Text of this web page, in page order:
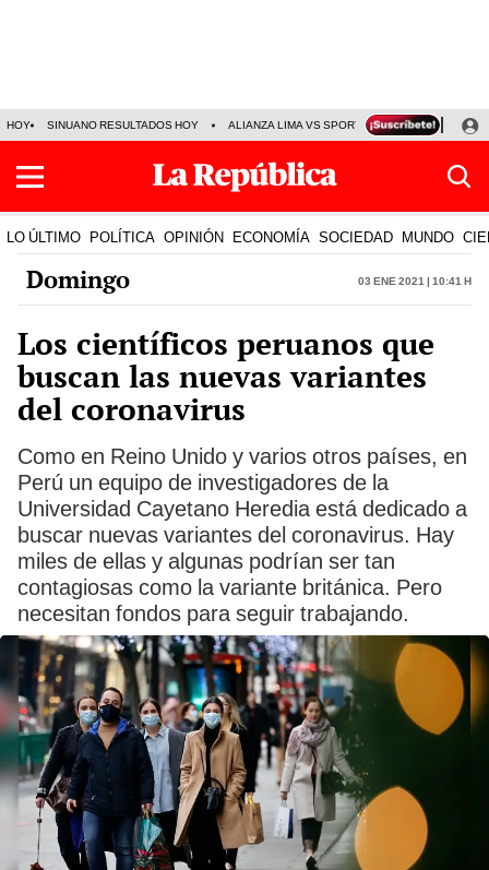
HOY SINUANO RESULTADOS HOY ALIANZA LIMA VS SPORT BOYS JORGE
LO ÚLTIMO POLÍTICA OPINIÓN ECONOMÍA SOCIEDAD MUNDO
Domingo 03 Ene 2021 | 10:41 h
Los científicos peruanos que
buscan las nuevas variantes
del coronavirus
Como en Reino Unido y varios otros países, en
Perú un equipo de investigadores de la
Universidad Cayetano Heredia está dedicado a
buscar nuevas variantes del coronavirus. Hay
miles de ellas y algunas podrían ser tan
contagiosas como la variante británica. Pero
necesitan fondos para seguir trabajando.